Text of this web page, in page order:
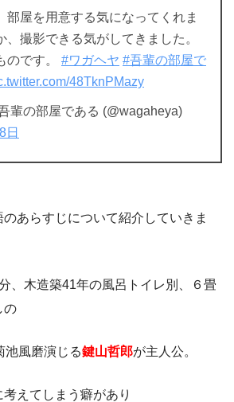
部屋を用意する気になってくれま
、撮影できる気がしてきました。
のです。 #ワガヘヤ #吾輩の部屋で
48TknPMazy
輩の部屋である (@wagaheya)
日
あらすじについて紹介していきま
、木造築41年の風呂トイレ別、６畳
の
池風磨演じる鍵山哲郎が主人公。
えてしまう癖があり